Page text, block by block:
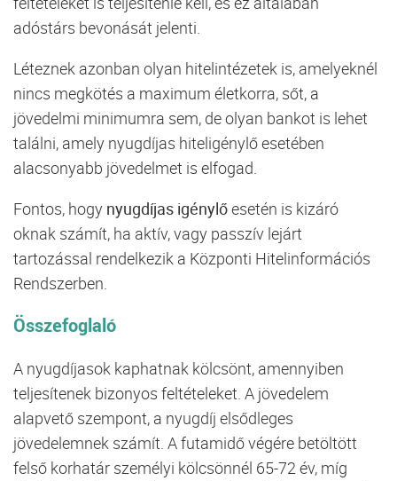
adóstárs bevonását jelenti.
Léteznek azonban olyan hitelintézetek is, amelyeknél
nincs megkötés a maximum életkorra, sőt, a
jövedelmi minimumra sem, de olyan bankot is lehet
találni, amely nyugdíjas hiteligénylő esetében
alacsonyabb jövedelmet is elfogad.
Fontos, hogy nyugdíjas igénylőesetén is kizáró
oknak számít, ha aktív, vagy passzív lejárt
tartozással rendelkezik a Központi Hitelinformációs
Rendszerben.
Összefoglaló
A nyugdíjasok kaphatnak kölcsönt, amennyiben
teljesítenek bizonyos feltételeket. A jövedelem
alapvető szempont, a nyugdíj elsődleges
jövedelemnek számít. A futamidő végére betöltött
felső korhatár személyi kölcsönnél 65-72 év, míg